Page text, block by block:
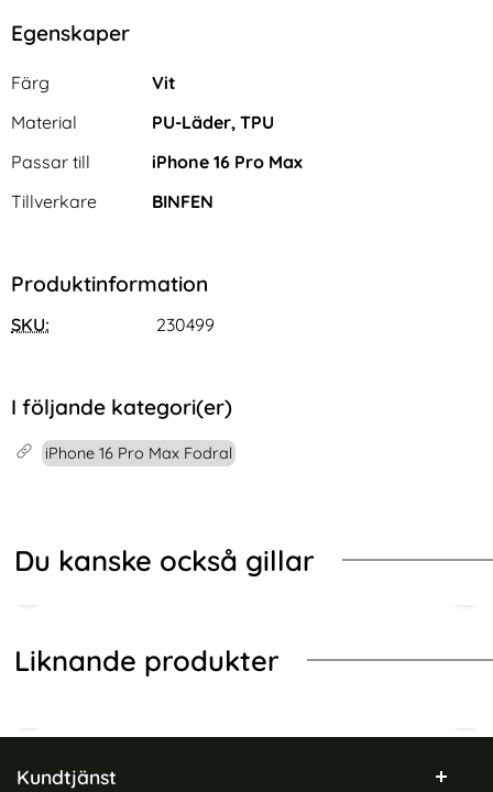
Svart
Art. nr 235356
rea pris
236 krtidigare pris
236 kr
Tillgänglighet:
Egenskaper
Egenskaper/attribut för denna produkt
Attribut
Färg
Vit
Material
PU-Läder, TPU
Passar till
iPhone 16 Pro Max
Tillverkare
BINFEN
Produktinformation
SKU: 230499
I följande kategori(er)
iPhone 16 Pro Max Fodral
Du kanske också gillar
Liknande produkter
Sidfot Blandad info och länkar
Kundtjänst